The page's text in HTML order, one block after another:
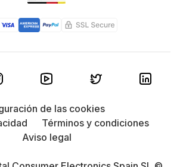
de las cookies
Términos y condiciones
Aviso legal